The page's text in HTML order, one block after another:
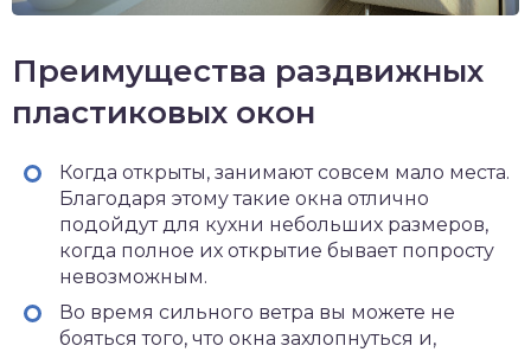
Преимущества раздвижных
пластиковых окон
Когда открыты, занимают совсем мало места.
Благодаря этому такие окна отлично
подойдут для кухни небольших размеров,
когда полное их открытие бывает попросту
невозможным.
Во время сильного ветра вы можете не
бояться того, что окна захлопнуться и,